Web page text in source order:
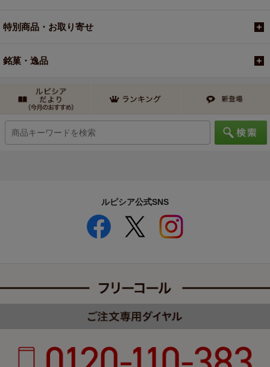
特別商品・お取り寄せ
銘菓・逸品
ルピシア公式SNS